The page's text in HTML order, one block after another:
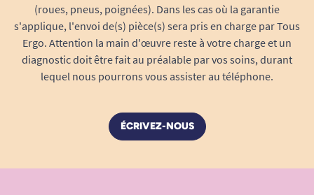
(roues, pneus, poignées). Dans les cas où la garantie
s'applique, l'envoi de(s) pièce(s) sera pris en charge par Tous
Ergo. Attention la main d'œuvre reste à votre charge et un
diagnostic doit être fait au préalable par vos soins, durant
lequel nous pourrons vous assister au téléphone.
ÉCRIVEZ-NOUS